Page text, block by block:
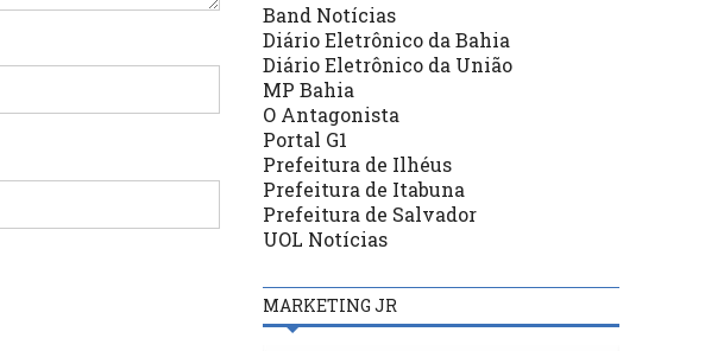
Band Notícias
Diário Eletrônico da Bahia
Diário Eletrônico da União
MP Bahia
O Antagonista
Portal G1
Prefeitura de Ilhéus
Prefeitura de Itabuna
Prefeitura de Salvador
UOL Notícias
MARKETING JR